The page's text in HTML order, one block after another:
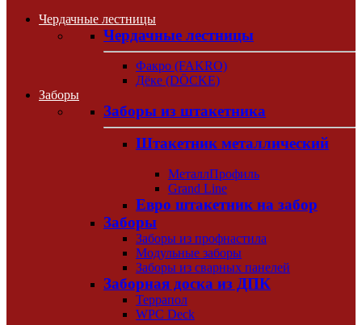
Чердачные лестницы
Чердачные лестницы
Факро (FAKRO)
Дёке (DÖCKE)
Заборы
Заборы из штакетника
Штакетник металлический
МеталлПрофиль
Grand Line
Евро штакетник на забор
Заборы
Заборы из профнастила
Модульные заборы
Заборы из сварных панелей
Заборная доска из ДПК
Террапол
WPC Deck